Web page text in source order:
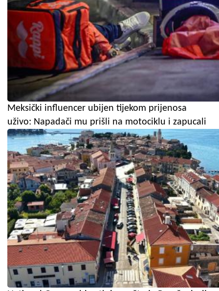
Meksički influencer ubijen tijekom prijenosa
uživo: Napadači mu prišli na motociklu i zapucali